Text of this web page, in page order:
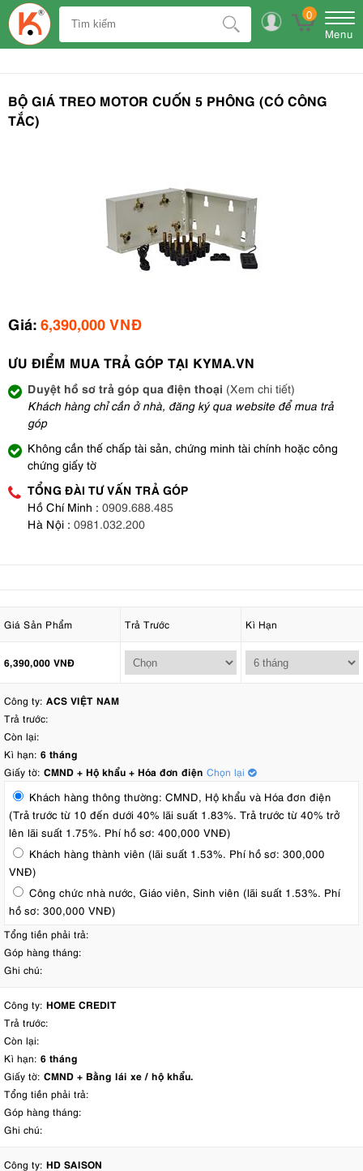
0
Menu
BỘ GIÁ TREO MOTOR CUỐN 5 PHÔNG (CÓ CÔNG
TẮC)
Giá: 6,390,000 VNĐ
ƯU ĐIỂM MUA TRẢ GÓP TẠI KYMA.VN
Duyệt hồ sơ trả góp qua điện thoại (Xem chi tiết)
Khách hàng chỉ cần ở nhà, đăng ký qua website để mua trả
góp
Không cần thế chấp tài sản, chứng minh tài chính hoặc công
chứng giấy tờ
TỔNG ĐÀI TƯ VẤN TRẢ GÓP
Hồ Chí Minh : 0909.688.485
Hà Nội : 0981.032.200
Giá Sản Phẩm Trả Trước Kì Hạn
6,390,000 VNĐ
Công ty: ACS VIỆT NAM
Trả trước:
Còn lại:
Kì hạn: 6 tháng
Giấy tờ: CMND + Hộ khẩu + Hóa đơn điện Chọn lại
Khách hàng thông thường: CMND, Hộ khẩu và Hóa đơn điện
(Trả trước từ 10 đến dưới 40% lãi suất 1.83%. Trả trước từ 40% trở
lên lãi suất 1.75%. Phí hồ sơ: 400,000 VNĐ)
Khách hàng thành viên (lãi suất 1.53%. Phí hồ sơ: 300,000
VNĐ)
Công chức nhà nước, Giáo viên, Sinh viên (lãi suất 1.53%. Phí
hồ sơ: 300,000 VNĐ)
Tổng tiền phải trả:
Góp hàng tháng:
Ghi chú:
Công ty: HOME CREDIT
Trả trước:
Còn lại:
Kì hạn: 6 tháng
Giấy tờ: CMND + Bằng lái xe / hộ khẩu.
Tổng tiền phải trả:
Góp hàng tháng:
Ghi chú:
Công ty: HD SAISON